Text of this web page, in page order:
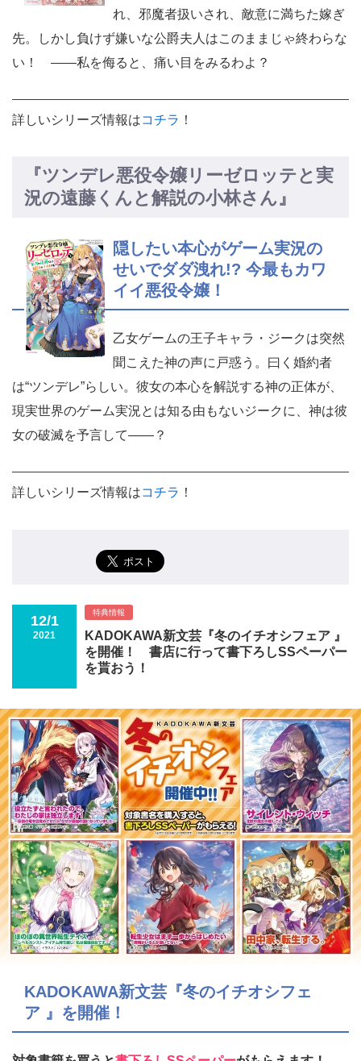
れ、邪魔者扱いされ、敵意に満ちた嫁ぎ
先。しかし負けず嫌いな公爵夫人はこのままじゃ終わらな
い！ ――私を侮ると、痛い目をみるわよ？
詳しいシリーズ情報はコチラ ！
『ツンデレ悪役令嬢リーゼロッテと実
況の遠藤くんと解説の小林さん』
隠したい本心がゲーム実況の
せいでダダ洩れ!? 今最もカワ
イイ悪役令嬢！
乙女ゲームの王子キャラ・ジークは突然
聞こえた神の声に戸惑う。曰く婚約者
は“ツンデレ”らしい。彼女の本心を解説する神の正体が、
現実世界のゲーム実況とは知る由もないジークに、神は彼
女の破滅を予言して――？
詳しいシリーズ情報はコチラ ！
12/1
2021
特典情報
KADOKAWA新文芸『冬のイチオシフェア 』
を開催！ 書店に行って書下ろしSSペーパー
を貰おう！
KADOKAWA新文芸『冬のイチオシフェ
ア 』を開催！